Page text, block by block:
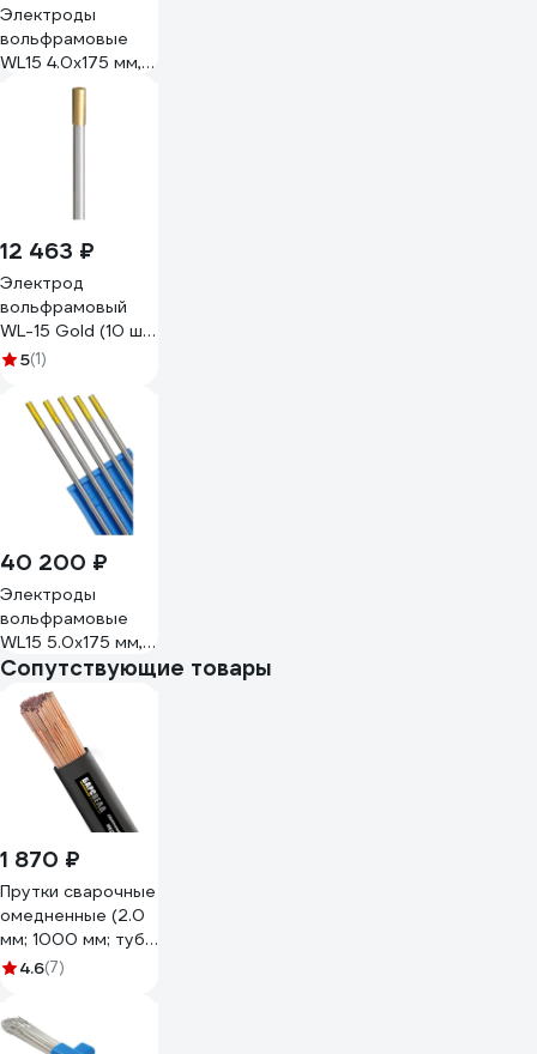
Электроды
вольфрамовые
WL15 4.0x175 мм,
10 шт, пенал Seller
12 463 ₽
Электрод
вольфрамовый
WL-15 Gold (10 шт;
4.0x175 мм) для
сварки Fubag
FB0014_40
5(1)
40 200 ₽
Электроды
вольфрамовые
WL15 5.0x175 мм, 5
шт, пенал Seller S-
3-WL15-50-175
Сопутствующие товары
1 870 ₽
Прутки сварочные
омедненные (2.0
мм; 1000 мм; туба
5 кг; СВ-08ГС) ER-
СВ000006904
4.6(7)